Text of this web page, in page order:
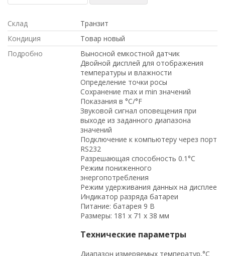
Склад
Транзит
Кондиция
Товар новый
Подробно
Выносной емкостной датчик
Двойной дисплей для отображения
температуры и влажности
Определение точки росы
Сохранение max и min значений
Показания в °С/°F
Звуковой сигнал оповещения при
выходе из заданного диапазона
значений
Подключение к компьютеру через порт
RS232
Разрешающая способность 0.1°С
Режим пониженного
энергопотребления
Режим удерживания данных на дисплее
Индикатор разряда батареи
Питание: батарея 9 В
Размеры: 181 х 71 х 38 мм
Технические параметры
Диапазон измеряемых температур,°С